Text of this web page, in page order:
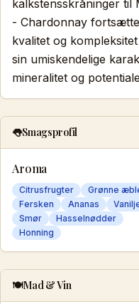
kalkstensskråninger til
- Chardonnay
kvalitet og
sin umiskendelige
mineralitet og
👅Smagsprofil
Aroma
Citrusfrugter
Grønne
Fersken
Ananas
Smør
Hasselnødder
Honning
🍽️Mad & Vin